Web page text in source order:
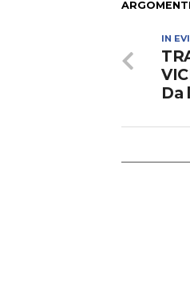
IN
Da